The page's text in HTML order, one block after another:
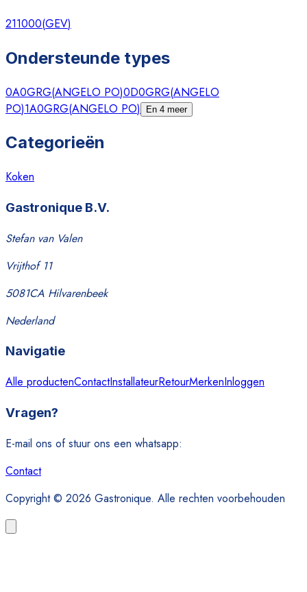
211000(GEV)
Ondersteunde types
0A0GRG(ANGELO PO)0D0GRG(ANGELO
PO)1A0GRG(ANGELO PO) En 4 meer
Categorieën
Koken
Gastronique B.V.
Stefan van Valen
Vrijthof 11
5081CA Hilvarenbeek
Nederland
Navigatie
Alle productenContactInstallateurRetourMerkenInloggen
Vragen?
E-mail ons of stuur ons een whatsapp:
Contact
Copyright © 2026 Gastronique. Alle rechten voorbehouden